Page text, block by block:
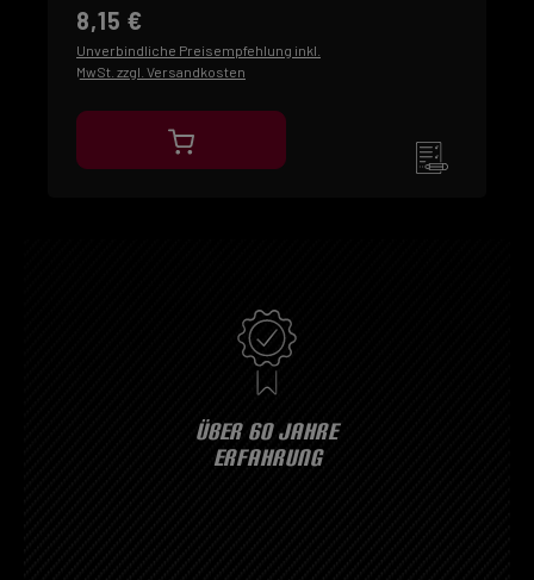
8,15 €
Unverbindliche Preisempfehlung inkl.
MwSt. zzgl. Versandkosten
ÜBER 60 JAHRE
ERFAHRUNG